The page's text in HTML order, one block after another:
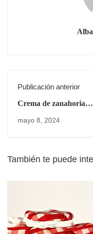
Publicación anterior
Crema de zanahoria
mayo 8, 2024
También te puede